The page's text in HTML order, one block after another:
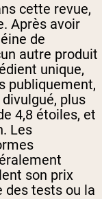
cette revue,
Après avoir
de
autre produit
unique,
publiquement,
plus
4,8 étoiles, et
Les
son prix
des tests ou la